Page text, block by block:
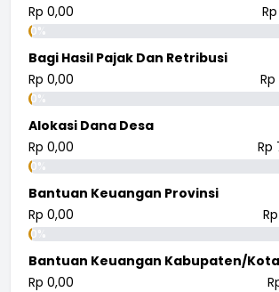
Rp 0,00
0%
Bagi Hasil Pajak Dan Retribusi
Rp 0,00
0%
Alokasi Dana Desa
Rp 0,00
Rp
0%
Bantuan Keuangan Provinsi
Rp 0,00
0%
Bantuan Keuangan Kabupaten/Kota
Rp 0,00